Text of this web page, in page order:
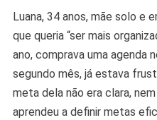
Luana, 34 anos, mãe solo e
que queria “ser mais
ano, comprava uma agenda
segundo mês, já estava
meta dela não era clara,
aprendeu a definir metas